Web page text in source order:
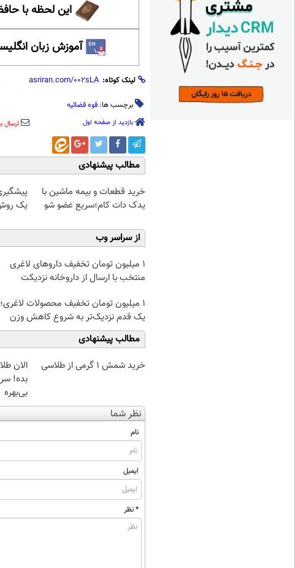
این لحظه با
آموزش زبان
لینک کوتاه:
برچسب ها: قوه قضائیه
بازدید از صفحه اول ارسال
مطالب پیشنهادی
خرید قطعات و بیمه ماشین با
یدک دات کام؛سریع عضو شو
یک
از سراسر وب
۱ میلیون تومان تخفیف داروهای لاغری
منتخب با ارسال از داروخانه نزدیکت
۱ میلیون تومان تخفیف محصولات لاغری؛
یک قدم نزدیک‌تر به شروع کاهش وزن
مطالب پیشنهادی
خرید شمش 1 گرمی از طلاسی
بده!
بی‌بهره
نظر شما
نام
ایمیل
* نظر